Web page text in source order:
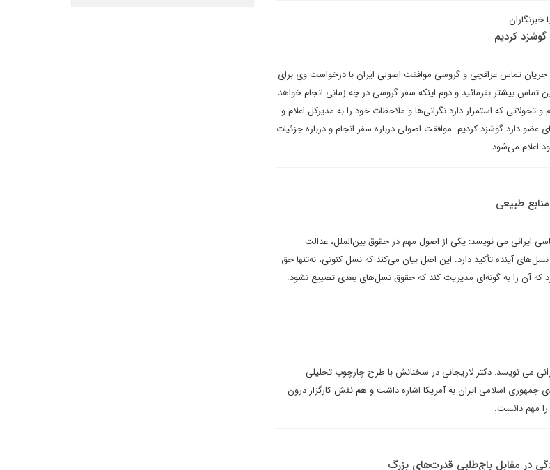
کردیم
جریان تماس عراقچی و گروسی موافقت اصولی ایران با درخواست وی برای
تماس بیشتر بفرمائید و دوم اینکه سفر گروسی در چه زمانی انجام خواهد
که استمرار دارد نگرانی‌ها و ملاحظات خود را به مدیرکل اعلام و
عضو دارد گوشزد کردیم. موافقت اصولی درباره سفر انجام و درباره جزئیات
اعلام می‌شود.
طبیعی
ایرانی می نویسد: یکی از اصول مهم در حقوق بین‌الملل، عدالت
آینده تأکید دارد. این اصل بیان می‌کند که نسل کنونی، نه‌تنها حق
که آن را به گونه‌ای مدیریت کند که حقوق نسل‌های بعدی تضییع نشود.
می نویسد: دکتر لاریجانی در سخنانش با طرح چارچوب تحلیلی
جمهوری اسلامی ایران به آمریکا اشاره داشت و هم نقش کارگزار درون
را مهم دانست.
در مقابل باج‌طلبی قدرت‌های بزرگ